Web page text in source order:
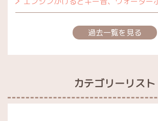
過去一覧を見る
カテゴリーリスト